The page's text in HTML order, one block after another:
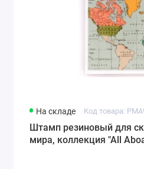
На складе Код товара:
Штамп резиновый для
мира, коллекция "All